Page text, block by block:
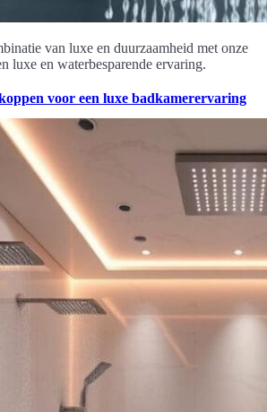
van luxe en duurzaamheid met onze
luxe en waterbesparende ervaring.
voor een luxe badkamerervaring